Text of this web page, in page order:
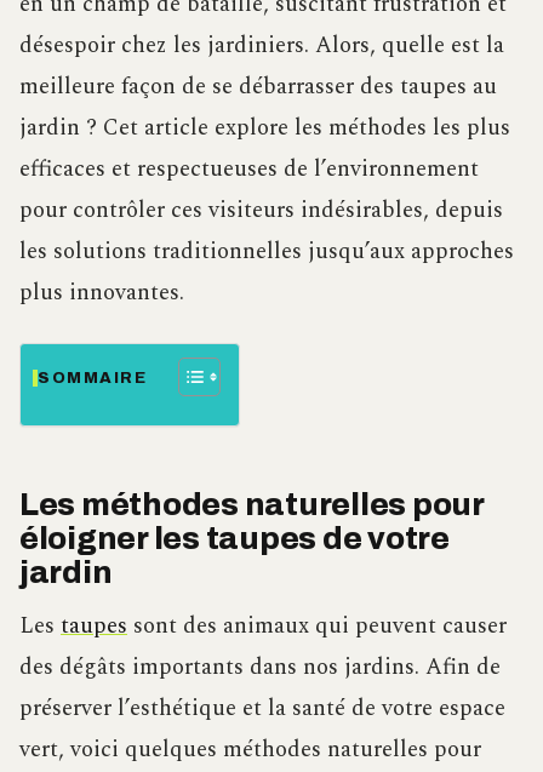
désespoir chez les jardiniers. Alors, quelle est la
meilleure façon de se débarrasser des taupes au
jardin ? Cet article explore les méthodes les plus
efficaces et respectueuses de l’environnement
pour contrôler ces visiteurs indésirables, depuis
les solutions traditionnelles jusqu’aux approches
plus innovantes.
SOMMAIRE
Les méthodes naturelles pour
éloigner les taupes de votre
jardin
Les taupes sont des animaux qui peuvent causer
des dégâts importants dans nos jardins. Afin de
préserver l’esthétique et la santé de votre espace
vert, voici quelques méthodes naturelles pour